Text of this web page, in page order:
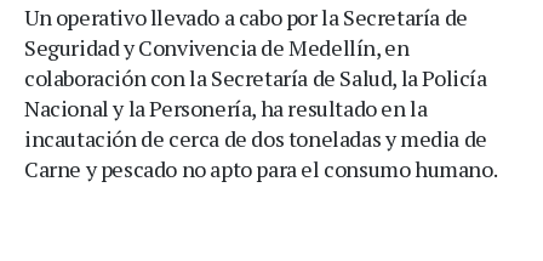
Un operativo llevado a cabo por la Secretaría de
Seguridad y Convivencia de Medellín, en
colaboración con la Secretaría de Salud, la Policía
Nacional y la Personería, ha resultado en la
incautación de cerca de dos toneladas y media de
Carne y pescado no apto para el consumo humano.